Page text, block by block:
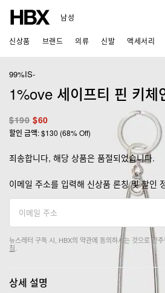
남성
신상품 브랜드 의류 신발 액세서리
99%IS-
1%ove 세이프티 핀 키체
$190 $60
할인 금액: $130 (68% Off)
죄송합니다, 해당 상품은 품절되었습니다.
이메일 주소를 입력해 신상품 론칭 및 할인
뉴스레터 구독 시, HBX의 약관에 동의하시는 것으로 간주
침
상세 설명